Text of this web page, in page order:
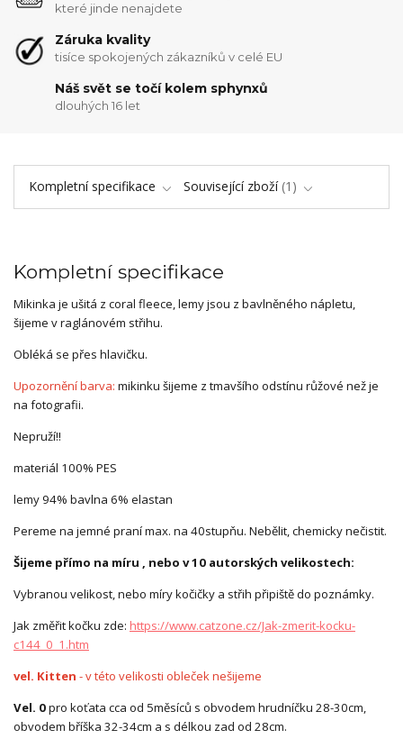
které jinde nenajdete
Záruka kvality
tisíce spokojených zákazníků v celé EU
Náš svět se točí kolem sphynxů
dlouhých 16 let
Kompletní specifikace Související zboží 1
Kompletní specifikace
Mikinka je ušitá z coral fleece, lemy jsou z bavlněného nápletu,
šijeme v raglánovém střihu.
Obléká se přes hlavičku.
Upozornění barva: mikinku šijeme z tmavšího odstínu růžové než je
na fotografii.
Nepruží!!
materiál 100% PES
lemy 94% bavlna 6% elastan
Pereme na jemné praní max. na 40stupňu. Nebělit, chemicky nečistit.
Šijeme přímo na míru , nebo v 10 autorských velikostech:
Vybranou velikost, nebo míry kočičky a střih připiště do poznámky.
Jak změřit kočku zde: https://www.catzone.cz/Jak-zmerit-kocku-
c144_0_1.htm
vel. Kitten - v této velikosti obleček nešijeme
Vel. 0pro koťata cca od 5měsíců s obvodem hrudníčku 28-30cm,
obvodem bříška 32-34cm a s délkou zad od 28cm.